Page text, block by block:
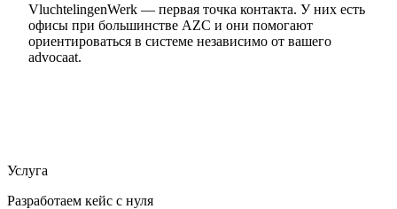
VluchtelingenWerk — первая точка контакта. У них есть
офисы при большинстве AZC и они помогают
ориентироваться в системе независимо от вашего
advocaat.
Услуга
Разработаем кейс с нуля